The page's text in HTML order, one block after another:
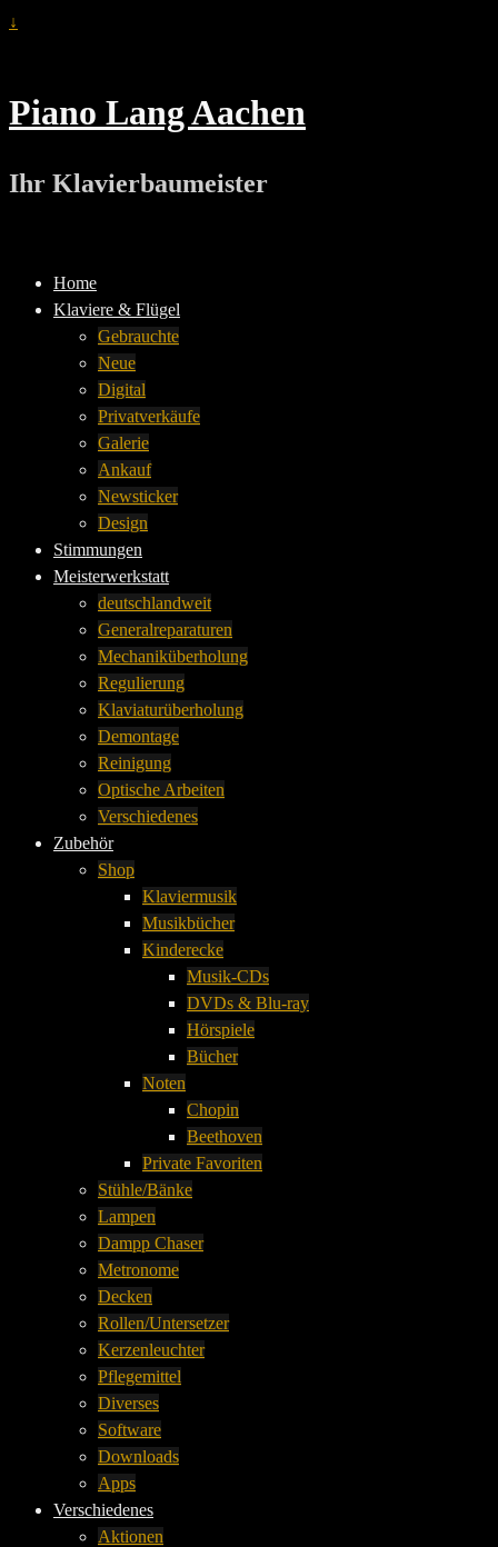
↓
Piano Lang Aachen
Ihr Klavierbaumeister
Home
Klaviere & Flügel
Gebrauchte
Neue
Digital
Privatverkäufe
Galerie
Ankauf
Newsticker
Design
Stimmungen
Meisterwerkstatt
deutschlandweit
Generalreparaturen
Mechaniküberholung
Regulierung
Klaviaturüberholung
Demontage
Reinigung
Optische Arbeiten
Verschiedenes
Zubehör
Shop
Klaviermusik
Musikbücher
Kinderecke
Musik-CDs
DVDs & Blu-ray
Hörspiele
Bücher
Noten
Chopin
Beethoven
Private Favoriten
Stühle/Bänke
Lampen
Dampp Chaser
Metronome
Decken
Rollen/Untersetzer
Kerzenleuchter
Pflegemittel
Diverses
Software
Downloads
Apps
Verschiedenes
Aktionen